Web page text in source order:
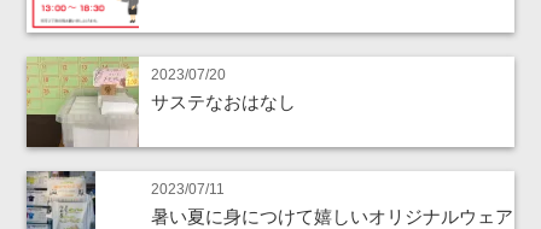
2023/07/20
サステなおはなし
2023/07/11
暑い夏に身につけて嬉しいオリジナルウェア